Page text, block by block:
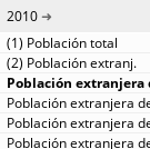
2010